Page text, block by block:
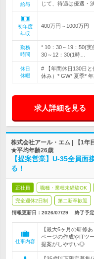
給与
じて、待遇は優遇・
初年度
年収
400万円～1000万円
勤務
時間
* 10：30～19：50(
30～12：30(1時…
休日
休暇
# 【年間休日130日
休み）* GW* 夏季*
求人詳細を見る
株式会社アール・エム | 【1年
★平均年齢26歳
【提案営業】U-35全員
る！
正社員 職種・業種未経験OK
完全週休2日制 第二新卒歓迎
情報更新日：2026/07/29 終了予定
仕事内容
【最大6ヶ月の研修
ページの作成やITツ
提案がしやすい◎